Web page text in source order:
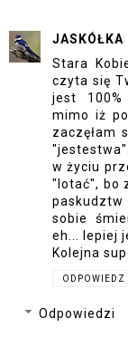
JASKÓŁKA
Stara
czyta się
jest 100%
mimo iż
zaczęłam
w życiu
"lotać", bo
paskudztw
sobie
eh... lepiej
Kolejna
ODPOWIEDZ
Odpowiedzi